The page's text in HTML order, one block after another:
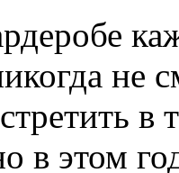
не
в
в этом